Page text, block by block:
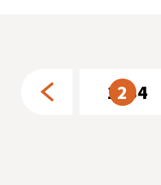
1 2 34